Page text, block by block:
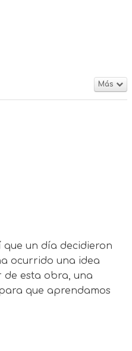
Más
que un día decidieron
ocurrido una idea
de esta obra, una
que aprendamos